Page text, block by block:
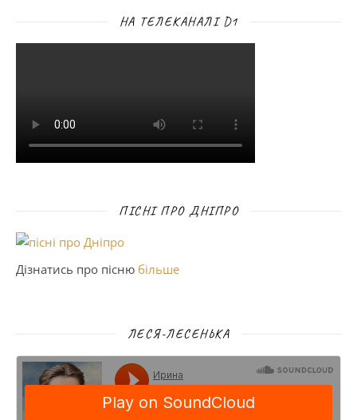
НА ТЕЛЕКАНАЛІ D1
ПІСНІ ПРО ДНІПРО
Дізнатись про пісню більше
ЛЕСЯ-ЛЕСЕНЬКА